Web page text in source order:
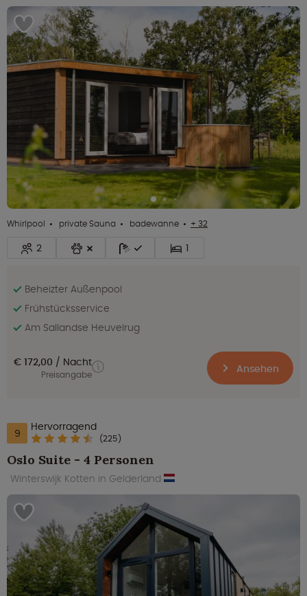
Whirlpool private Sauna badewanne + 32
2 1
Beheizter Außenpool
Frühstücksservice
Am Sallandse Heuvelrug
€ 172,00 Nacht
Preisangabe Ansehen
9 Hervorragend
(225)
Oslo Suite - 4 Personen
Winterswijk Kotten in Gelderland